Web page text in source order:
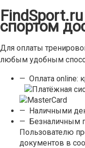
спортом
Для оплаты
любым удобным
— Оплата online:
— Наличными
— Безналичным
Пользователю
документов в